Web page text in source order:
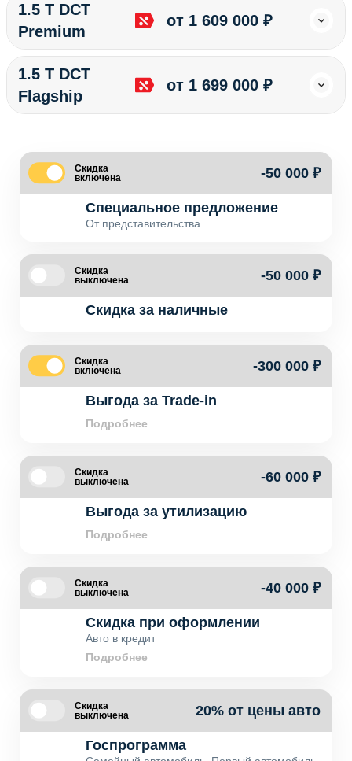
1.5 T DCT
Premium
от 1 609 000 ₽
1.5 T DCT
Flagship
от 1 699 000 ₽
Скидка
включена
-50 000 ₽
Специальное предложение
От представительства
Скидка
выключена
-50 000 ₽
Скидка за наличные
Скидка
включена
-300 000 ₽
Выгода за Trade-in
Подробнее
Скидка
выключена
-60 000 ₽
Выгода за утилизацию
Подробнее
Скидка
выключена
-40 000 ₽
Скидка при оформлении
Авто в кредит
Подробнее
Скидка
выключена
20% от цены авто
Госпрограмма